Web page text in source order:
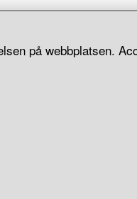
på webbplatsen.
hälften av de kämpar
och krigare.